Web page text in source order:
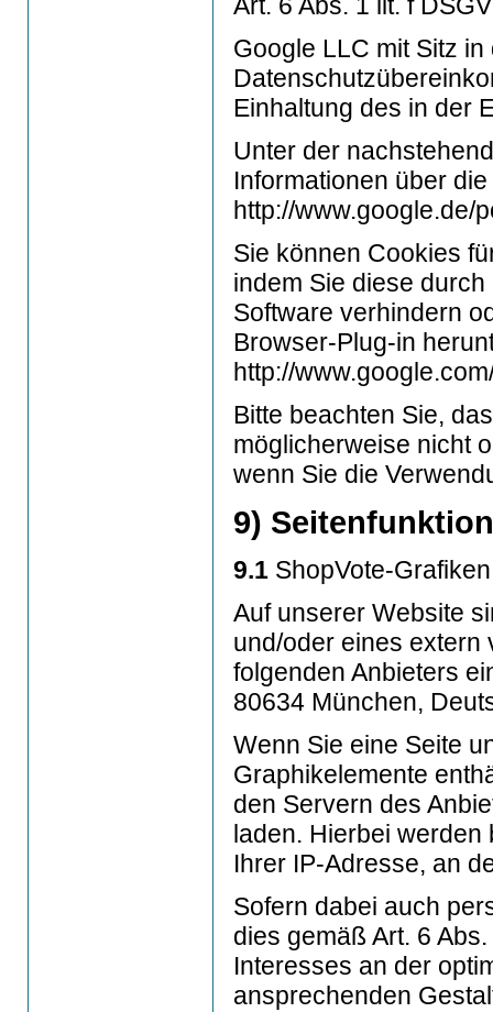
Google LLC mit Sitz
Einhaltung des in der
Unter der
Informationen über
http://www.google.de/
Sie können Cookies
indem Sie diese
Software verhindern
Browser-Plug-in
http://
Bitte beachten Sie,
möglicherweise nicht
wenn Sie die
9)
9.1 ShopVote-Grafiken
Auf unserer Website
und/oder eines extern
folgenden Anbieters
80634 München,
Wenn Sie eine Seite
Graphikelemente
den Servern des
laden. Hierbei
Ihrer IP-Adresse, an
Sofern dabei auch
dies gemäß Art. 6
Interesses an der
ansprechenden